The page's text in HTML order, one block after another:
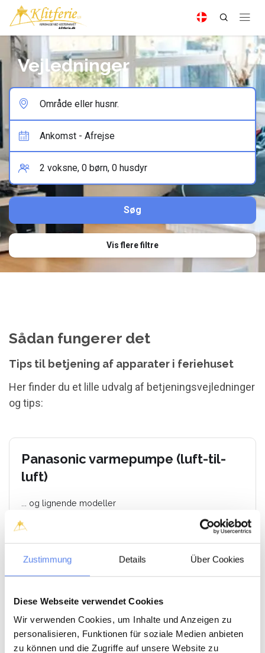
Zustimmung Details Über Cookies
Diese Webseite verwendet Cookies
Wir verwenden Cookies, um Inhalte und Anzeigen zu
personalisieren, Funktionen für soziale Medien anbieten
zu können und die Zugriffe auf unsere Website zu
Vejledninger
Vis flere filtre
Sådan fungerer det
Tips til betjening af apparater i feriehuset
Her finder du et lille udvalg af betjeningsvejledninger
og tips:
Panasonic varmepumpe (luft-til-
luft)
... og lignende modeller
Danfoss gulvvarme
Sauna
Temperatur og timer